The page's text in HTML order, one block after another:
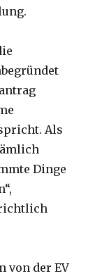
Als
Dinge
von der EV